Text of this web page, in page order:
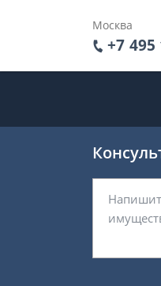
Москва
+7 495